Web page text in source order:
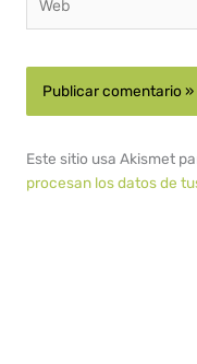
Este sitio usa Akismet
procesan los datos de